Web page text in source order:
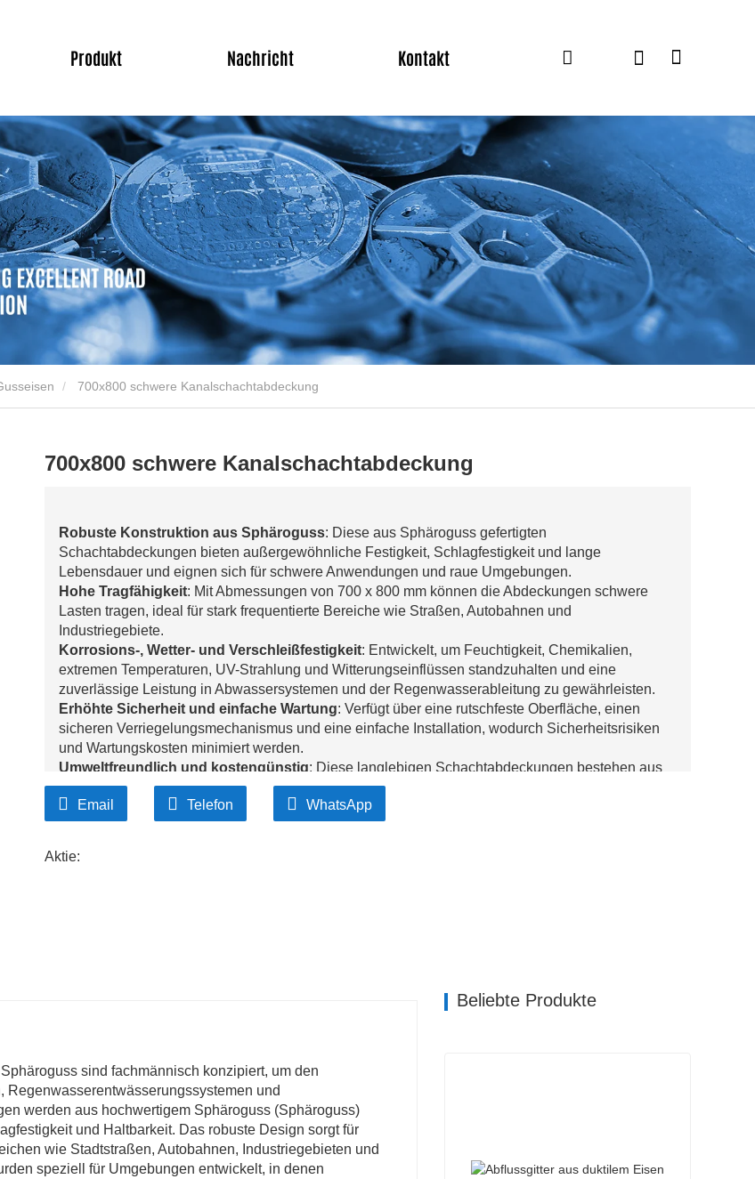
Produkt Nachricht Kontakt
700x800 schwere Kanalschachtabdeckung
700x800 schwere Kanalschachtabdeckung
Robuste Konstruktion aus Sphäroguss: Diese aus Sphäroguss gefertigten
Schachtabdeckungen bieten außergewöhnliche Festigkeit, Schlagfestigkeit und lange
Lebensdauer und eignen sich für schwere Anwendungen und raue Umgebungen.
Hohe Tragfähigkeit: Mit Abmessungen von 700 x 800 mm können die Abdeckungen schwere
Lasten tragen, ideal für stark frequentierte Bereiche wie Straßen, Autobahnen und
Industriegebiete.
Korrosions-, Wetter- und Verschleißfestigkeit: Entwickelt, um Feuchtigkeit, Chemikalien,
extremen Temperaturen, UV-Strahlung und Witterungseinflüssen standzuhalten und eine
zuverlässige Leistung in Abwassersystemen und der Regenwasserableitung zu gewährleisten.
Erhöhte Sicherheit und einfache Wartung: Verfügt über eine rutschfeste Oberfläche, einen
sicheren Verriegelungsmechanismus und eine einfache Installation, wodurch Sicherheitsrisiken
und Wartungskosten minimiert werden.
Umweltfreundlich und kostengünstig: Diese langlebigen Schachtabdeckungen bestehen aus
recycelbaren Materialien und bieten eine nachhaltige, langfristige und kostengünstige Lösung für
Infrastrukturprojekte.
Email Telefon WhatsApp
Aktie:
sind fachmännisch konzipiert, um den
und
werden aus hochwertigem Sphäroguss (Sphäroguss)
und Haltbarkeit. Das robuste Design sorgt für
wie Stadtstraßen, Autobahnen, Industriegebieten und
speziell für Umgebungen entwickelt, in denen
Beliebte Produkte